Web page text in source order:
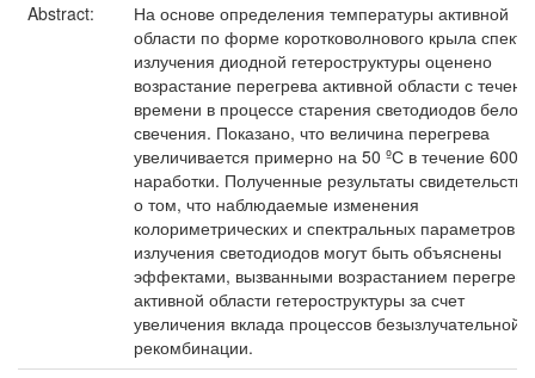
Abstract:
На основе определения температуры активной
области по форме коротковолнового крыла
излучения диодной гетероструктуры оценено
возрастание перегрева активной области с
времени в процессе старения светодиодов белого
свечения. Показано, что величина перегрева
увеличивается примерно на 50 ºС в течение 6000
наработки. Полученные результаты
о том, что наблюдаемые изменения
колориметрических и спектральных параметров
излучения светодиодов могут быть объяснены
эффектами, вызванными возрастанием перегрева
активной области гетероструктуры за счет
увеличения вклада процессов безызлучательной
рекомбинации.